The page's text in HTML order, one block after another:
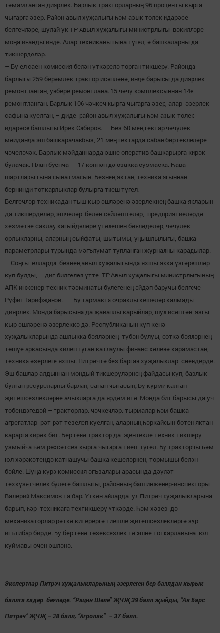
тәмамланган диярлек. Барлык тракторларның 96 проценты кырга
чыгарга әзер. Район авыл хуҗалыгы һәм азык төлек идарәсе
белгечләре, шулай ук ТР Авыл хуҗалыгы министрлыгы вәкилләре
моңа инанды инде. Алар техниканы гына түгел, ә башкаларны да
тикшерделәр.
– Бу ел саен комиссия белән үткәрелә торган тикшерү. Районда
барлыгы 259 берәмлек трактор исәпләнә, инде барысы да диярлек
ремонтланган, унбере ремонтлана. 15 чәчү комплексыннан 14е
ремонтланган. Барлык 106 чәчкеч кырга чыгарга әзер, алар әзерлек
сафына куелган, – диде район авыл хуҗалыгы һәм азык-төлек
идарәсе башлыгы Ирек Сабиров. – Без 60 мең гектар чәчүлек
мәйданда эш башкарачакбыз, 21 мең гектарда сабан бөртеклеләре
чәчеләчәк. Барлык мәйданнарда эшне оператив башкарырга кирәк
булачак. План буенча – 17 көннән дә озакка сузмаска. Һава
шартлары гына сынатмасын. Безнең яктан, техника ягыннан
бернинди тоткарлыклар булырга тиеш түгел.
Белгечләр техникадан тыш кыр эшләренә әзерлекнең башка якларын
да тикшерделәр, эшчеләр белән сөйләштеләр, предприятиеләрдә
хезмәтне саклау кагыйдәләре үтәлешен бәяләделәр, чәчүлек
орлыкларны, аларның сыйфаты, шытымы, уңышлылыгы, башка
параметрлары турында мәгълүмат тупланган журналны карадылар.
– Соңгы елларда безнең авыл хуҗалыгында яхшы якка үзгәрешләр
күп булды, – дип билгеләп үтте ТР Авыл хуҗалыгы министрлыгының
АПК инженер-техник тәэминаты бүлегенең әйдәп баручы белгече
Руфит Гарифҗанов. – Бу тармакта очраклы кешеләр калмады
диярлек. Монда барысына да җаваплы карыйлар, шул исәптән язгы
кыр эшләренә әзерлеккә дә. Республиканың күп кенә
хуҗалыкларында ашлыкка бәяләрнең түбән булуы, сөткә бәяләрнең
төшүе аркасында килеп туган катлаулы финанс хәленә карамастан,
техника әзерлеге яхшы. Питрәчтә без барган хуҗалыклар сөендерде.
Эш башлар алдыннан мондый тикшерүләрнең файдасы күп, барлык
булган ресурсларны барлап, санап чыгасың. Бу күрми калган
җитешсезлекләрне ачыкларга да ярдәм итә. Монда бит барысы да уч
төбендәгедәй – тракторлар, чәчкечләр, тырмалар һәм башка
агрегатлар рәт-рәт тезелеп куелган, аларның һәркайсын бөтен яктан
карарга кирәк бит. Бер генә трактор да җентекле техник тикшерү
узмыйча һәм рөхсәтсез кырга чыгарга тиеш түгел. Бу тракторчы һәм
юл хәрәкәтендә катнашучы башка кешеләрнең тормышы белән
бәйле. Шуңа күрә комиссия әгъзалары арасында дәүләт
техкүзәтчелек бүлеге башлыгы, районның баш инженер-инспекторы
Валерий Максимов та бар. Үткән айларда ул Питрәч хуҗалыкларына
барып, һәр техникага техтикшерү үткәрде. Һәм хәзер дә
механизаторлар рәткә китерергә тиешле җитешсезлекләргә зур
игътибар бирде. Бу бер генә төзексезлек тә эшне тоткарлавына юл
куймавы өчен эшләнә.
Экспертлар Питрәч хуҗалыкларының әзерлеген бер баллдан кырык
баллга кадәр бәяләде. “Рацин Шәле” ҖЧҖ 39 балл җыйды, “Ак Барс
Питрәч” ҖЧҖ – 38 балл, “Агролак” – 37 балл.